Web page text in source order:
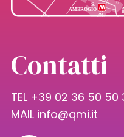
Contatti
TEL +39 02 36 50 50
MAIL info@qmi.it